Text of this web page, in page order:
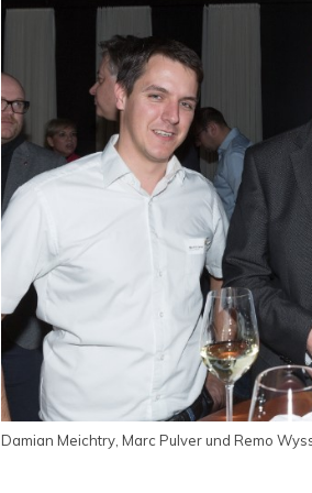
Damian Meichtry, Marc Pulver und Remo